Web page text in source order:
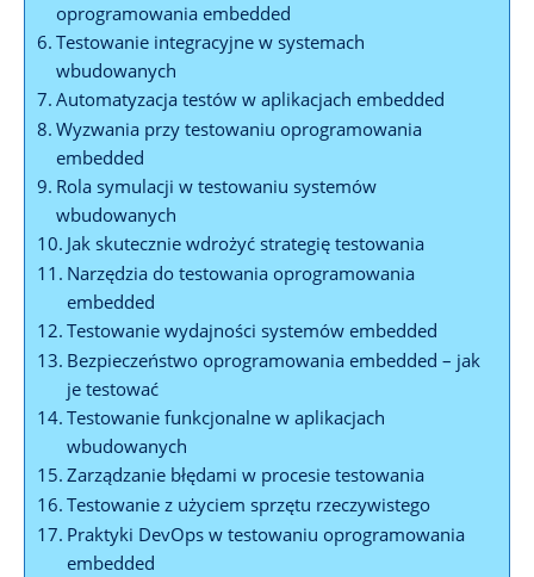
oprogramowania embedded
Testowanie integracyjne w systemach
wbudowanych
Automatyzacja testów w aplikacjach embedded
Wyzwania przy testowaniu oprogramowania
embedded
Rola symulacji w testowaniu systemów
wbudowanych
Jak skutecznie wdrożyć strategię testowania
Narzędzia do testowania oprogramowania
embedded
Testowanie wydajności systemów embedded
Bezpieczeństwo oprogramowania embedded – jak
je testować
Testowanie funkcjonalne w aplikacjach
wbudowanych
Zarządzanie błędami w procesie testowania
Testowanie z użyciem sprzętu rzeczywistego
Praktyki DevOps w testowaniu oprogramowania
embedded